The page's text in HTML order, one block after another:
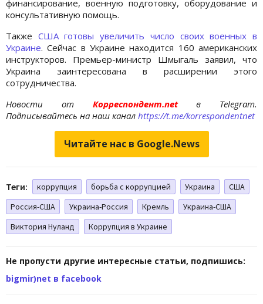
финансирование, военную подготовку, оборудование и
консультативную помощь.
Также США готовы увеличить число своих военных в
Украине. Сейчас в Украине находится 160 американских
инструкторов. Премьер-министр Шмыгаль заявил, что
Украина заинтересована в расширении этого
сотрудничества.
Новости отКорреспондент.netв Telegram.
Подписывайтесь на наш канал https://t.me/korrespondentnet
Читайте нас в Google.News
Теги: коррупция борьба с коррупцией Украина
США
Россия-США
Украина-Россия Кремль
Украина-США
Виктория Нуланд
Коррупция в Украине
Не пропусти другие интересные статьи, подпишись:
bigmir)net в facebook